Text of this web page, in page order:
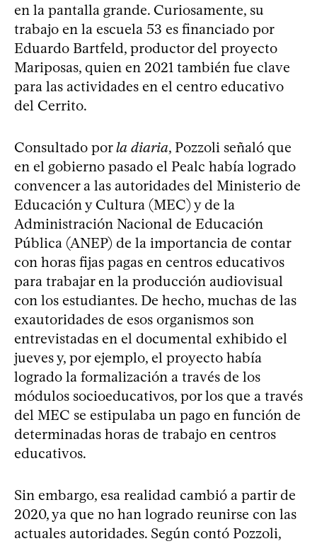
en la pantalla grande. Curiosamente, su
trabajo en la escuela 53 es financiado por
Eduardo Bartfeld, productor del proyecto
Mariposas, quien en 2021 también fue clave
para las actividades en el centro educativo
del Cerrito.
Consultado porla diaria, Pozzoli señaló que
en el gobierno pasado el Pealc había logrado
convencer a las autoridades del Ministerio de
Educación y Cultura (MEC) y de la
Administración Nacional de Educación
Pública (ANEP) de la importancia de contar
con horas fijas pagas en centros educativos
para trabajar en la producción audiovisual
con los estudiantes. De hecho, muchas de las
exautoridades de esos organismos son
entrevistadas en el documental exhibido el
jueves y, por ejemplo, el proyecto había
logrado la formalización a través de los
módulos socioeducativos, por los que a través
del MEC se estipulaba un pago en función de
determinadas horas de trabajo en centros
educativos.
Sin embargo, esa realidad cambió a partir de
2020, ya que no han logrado reunirse con las
actuales autoridades. Según contó Pozzoli,